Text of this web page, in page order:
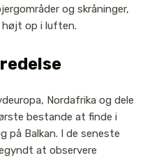
og skråninger,
op i luften.
Nordafrika og dele
bestande at finde i
på Balkan. I de seneste
at observere